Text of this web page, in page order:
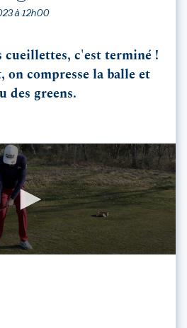
à 12h00
cueillettes, c'est terminé !
on compresse la balle et
des greens.